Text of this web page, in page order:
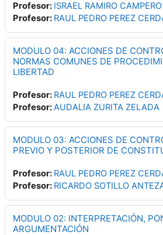
Profesor: ISRAEL RAMIRO
Profesor: RAUL PEDRO PEREZ
MODULO 04: ACCIONES DE
NORMAS COMUNES DE
LIBERTAD
Profesor: RAUL PEDRO PEREZ
Profesor:AUDALIA ZURITA ZELADA
MODULO 03: ACCIONES DE
PREVIO Y POSTERIOR DE
Profesor: RAUL PEDRO PEREZ
Profesor: RICARDO SOTILLO
MODULO 02: INTERPRETACIÓN,
ARGUMENTACIÓN